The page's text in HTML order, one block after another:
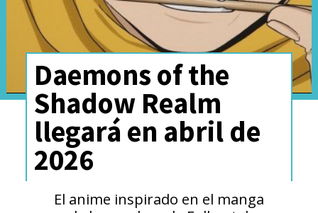
Daemons of the
Shadow Realm
llegará en abril de
2026
El anime inspirado en el manga